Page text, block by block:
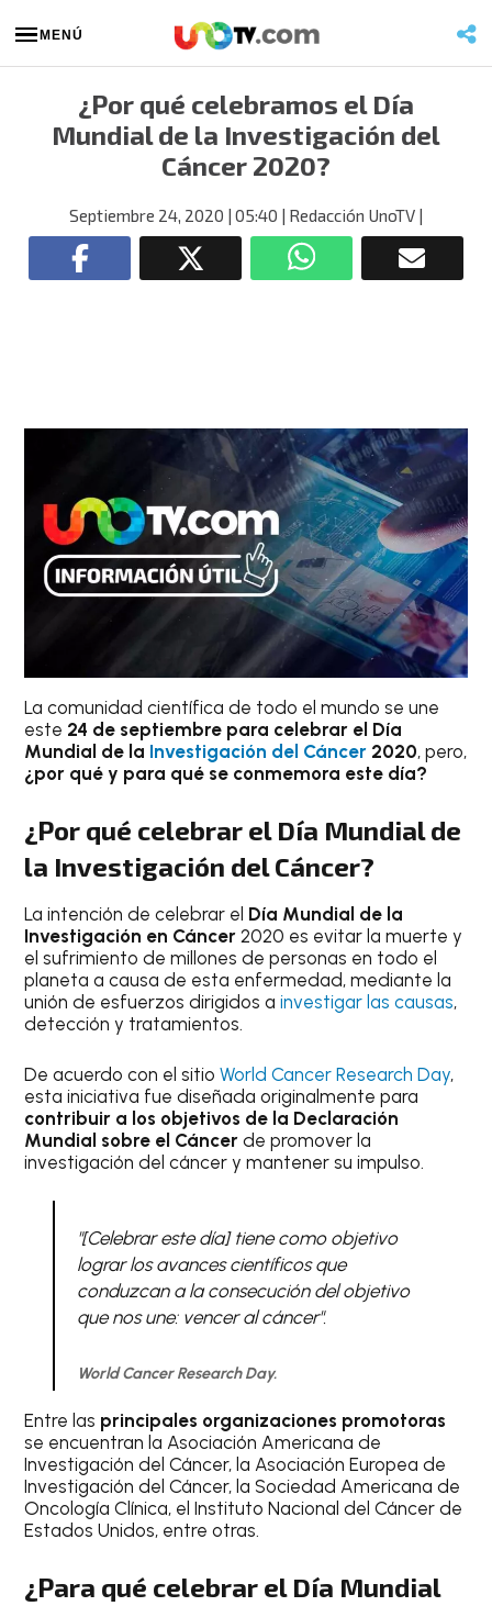
MENÚ
¿Por qué celebramos el Día
Mundial de la Investigación del
Cáncer 2020?
Septiembre 24, 2020 | 05:40 | Redacción UnoTV |
La comunidad científica de todo el mundo se une
este 24 de septiembre para celebrar el Día
Mundial de la Investigación del Cáncer 2020, pero,
¿por qué y para qué se conmemora este día?
¿Por qué celebrar el Día Mundial de
la Investigación del Cáncer?
La intención de celebrar el Día Mundial de la
Investigación en Cáncer 2020 es evitar la muerte y
el sufrimiento de millones de personas en todo el
planeta a causa de esta enfermedad, mediante la
unión de esfuerzos dirigidos ainvestigar las causas,
detección y tratamientos.
De acuerdo con el sitioWorld Cancer Research Day,
esta iniciativa fue diseñada originalmente para
contribuir a los objetivos de la Declaración
Mundial sobre el Cáncerde promover la
investigación del cáncer y mantener su impulso.
"[Celebrar este día] tiene como objetivo
lograr los avances científicos que
conduzcan a la consecución del objetivo
que nos une: vencer al cáncer".
World Cancer Research Day.
Entre las principales organizaciones promotoras
se encuentran la Asociación Americana de
Investigación del Cáncer, la Asociación Europea de
Investigación del Cáncer, la Sociedad Americana de
Oncología Clínica, el Instituto Nacional del Cáncer de
Estados Unidos, entre otras.
¿Para qué celebrar el Día Mundial